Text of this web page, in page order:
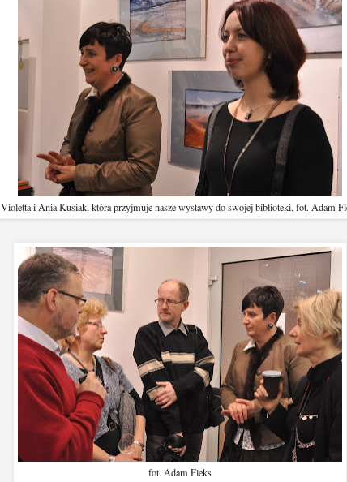
Violetta i Ania Kusiak, która przyjmuje nasze wystawy do swojej biblioteki. fot. Adam
fot. Adam Fleks